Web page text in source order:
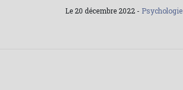
Le 20 décembre 2022 - Psychologie